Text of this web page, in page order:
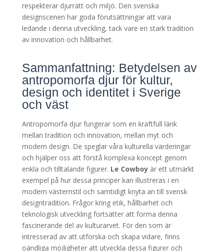
respekterar djurrätt och miljö. Den svenska
designscenen har goda förutsättningar att vara
ledande i denna utveckling, tack vare en stark tradition
av innovation och hållbarhet.
Sammanfattning: Betydelsen av
antropomorfa djur för kultur,
design och identitet i Sverige
och väst
Antropomorfa djur fungerar som en kraftfull länk
mellan tradition och innovation, mellan myt och
modern design. De speglar våra kulturella värderingar
och hjälper oss att förstå komplexa koncept genom
enkla och tilltalande figurer. Le Cowboyär ett utmärkt
exempel på hur dessa principer kan illustreras i en
modern västernstil och samtidigt knyta an till svensk
designtradition. Frågor kring etik, hållbarhet och
teknologisk utveckling fortsätter att forma denna
fascinerande del av kulturarvet. För den som är
intresserad av att utforska och skapa vidare, finns
oändliga möjligheter att utveckla dessa figurer och